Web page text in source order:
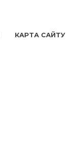
КАРТА САЙТУ